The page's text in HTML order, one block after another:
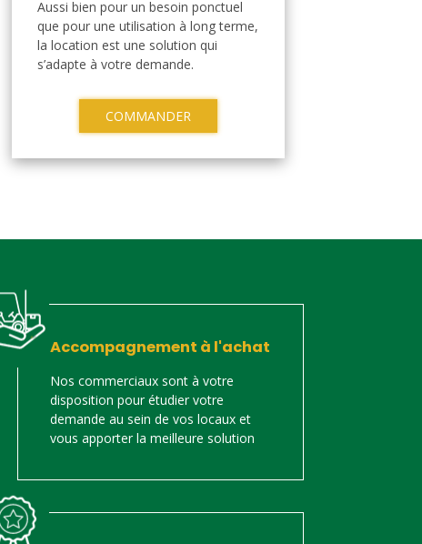
Aussi bien pour un besoin ponctuel
que pour une utilisation à long terme,
la location est une solution qui
s’adapte à votre demande.
COMMANDER
Accompagnement à l'achat
Nos commerciaux sont à votre
disposition pour étudier votre
demande au sein de vos locaux et
vous apporter la meilleure solution